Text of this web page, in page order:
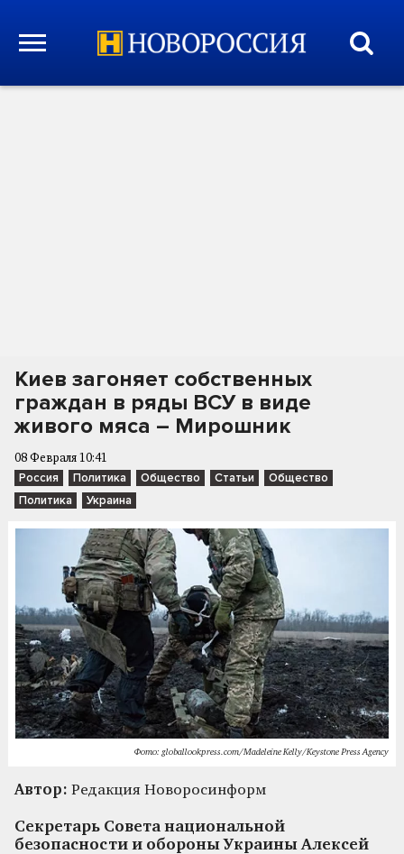
Киев загоняет собственных
граждан в ряды ВСУ в виде
живого мяса – Мирошник
08 Февраля 10:41
Россия Политика Общество Статьи
Общество
Политика
Украина
Фото: globallookpress.com/Madeleine Kelly/Keystone Press Agency
Автор: Редакция Новоросинформ
Секретарь Совета национальной
безопасности и обороны Украины Алексей